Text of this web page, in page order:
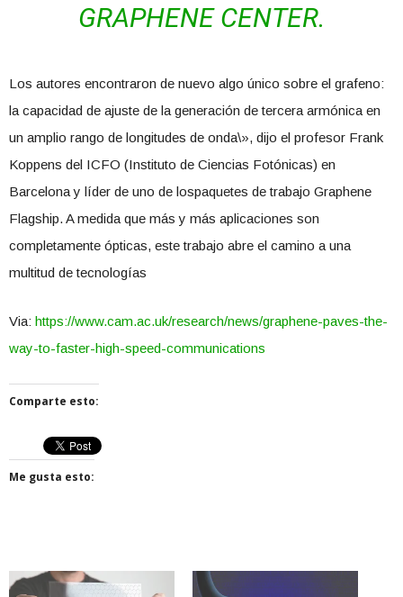
GRAPHENE CENTER.
Los autores encontraron de nuevo algo único sobre el grafeno:
la capacidad de ajuste de la generación de tercera armónica en
un amplio rango de longitudes de onda\», dijo el profesor Frank
Koppens del ICFO (Instituto de Ciencias Fotónicas) en
Barcelona y líder de uno de lospaquetes de trabajo Graphene
Flagship. A medida que más y más aplicaciones son
completamente ópticas, este trabajo abre el camino a una
multitud de tecnologías
Via: https://www.cam.ac.uk/research/news/graphene-paves-the-
way-to-faster-high-speed-communications
Comparte esto:
Me gusta esto: